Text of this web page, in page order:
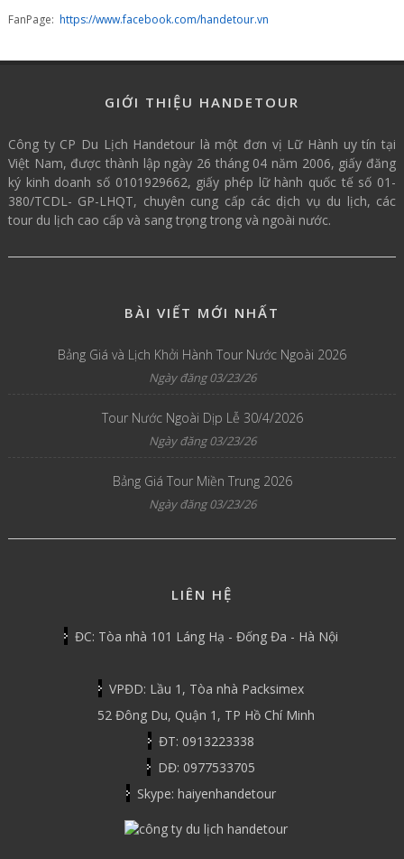
FanPage: https://www.facebook.com/handetour.vn
GIỚI THIỆU HANDETOUR
Công ty CP Du Lịch Handetour là một đơn vị Lữ Hành uy tín tại
Việt Nam, được thành lập ngày 26 tháng 04 năm 2006, giấy đăng
ký kinh doanh số 0101929662, giấy phép lữ hành quốc tế số 01-
380/TCDL- GP-LHQT, chuyên cung cấp các dịch vụ du lịch, các
tour du lịch cao cấp và sang trọng trong và ngoài nước.
BÀI VIẾT MỚI NHẤT
Bảng Giá và Lịch Khởi Hành Tour Nước Ngoài 2026
Ngày đăng 03/23/26
Tour Nước Ngoài Dịp Lễ 30/4/2026
Ngày đăng 03/23/26
Bảng Giá Tour Miền Trung 2026
Ngày đăng 03/23/26
LIÊN HỆ
ĐC: Tòa nhà 101 Láng Hạ - Đống Đa - Hà Nội
VPĐD: Lầu 1, Tòa nhà Packsimex
52 Đông Du, Quận 1, TP Hồ Chí Minh
ĐT: 0913223338
DĐ: 0977533705
Skype: haiyenhandetour